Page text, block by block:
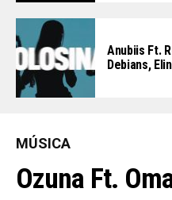
Anubiis Ft.
Debians,
MÚSICA
Ozuna Ft.